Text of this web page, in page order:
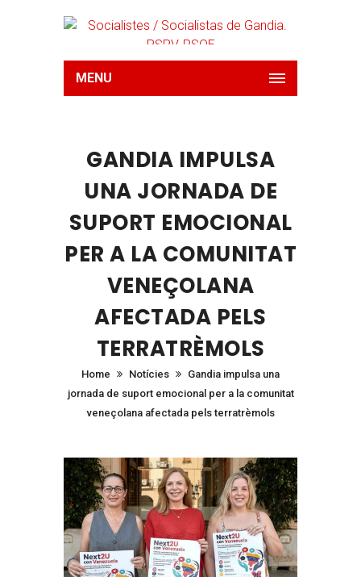
MENU
GANDIA IMPULSA
UNA JORNADA DE
SUPORT EMOCIONAL
PER A LA COMUNITAT
VENEÇOLANA
AFECTADA PELS
TERRATRÈMOLS
Home Notícies
Gandia impulsa una
jornada de suport emocional per a la comunitat
veneçolana afectada pels terratrèmols